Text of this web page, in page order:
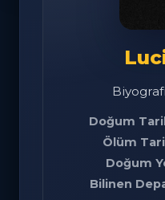
Doğum
Ölüm
Doğum
Bilinen